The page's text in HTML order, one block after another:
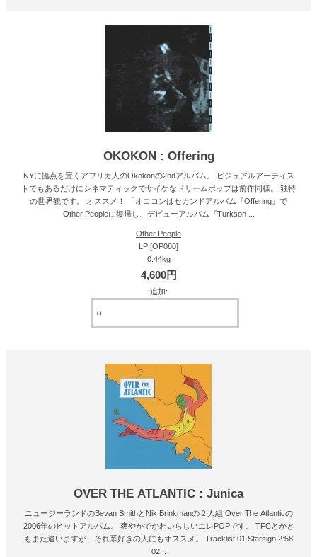
OKOKON : Offering
NYに拠点を置くアフリカ人のOkokonの2ndアルバム。 ビジュアルアーティス
トでもあるだけにシネマティックでサイケなドリームポップは前作同様。 独特
の世界観です。 オススメ！ 「オココンはセカンドアルバム『Offering』で
Other Peopleに復帰し、デビューアルバム『Turkson ...
Other People
LP [OP080]
0.44kg
4,600円
追加:
OVER THE ATLANTIC : Junica
ニュージーランドのBevan SmithとNik Brinkmanの２人組 Over The Atlanticの
2006年のヒットアルバム。 爽やかでかわいらしいエレPOPです。 TFCとかと
もまた違いますが、それ系好きの人にもオススメ。 Tracklist 01 Starsign 2:58
02...